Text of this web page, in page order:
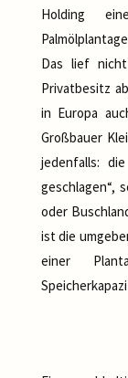
Holding
Das lief
Privatbesitz
in Europa
Großbauer
jedenfalls:
geschlagen“,
oder
ist die
einer